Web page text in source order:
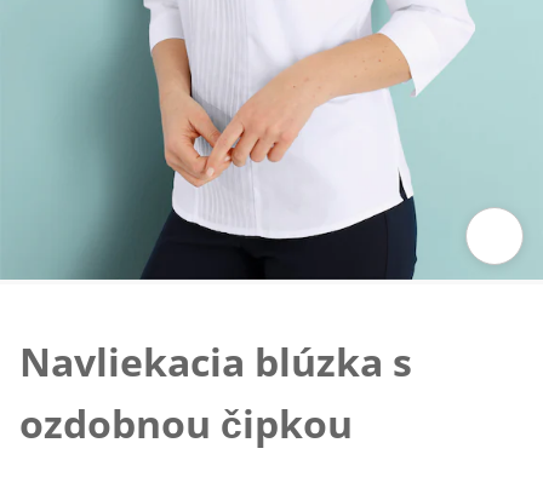
Navliekacia blúzka s
ozdobnou čipkou